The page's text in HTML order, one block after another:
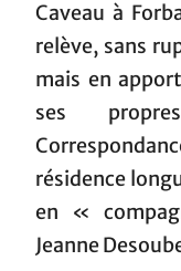
Caveau à
relève, sans
mais en
ses
résidence
en «
Jeanne